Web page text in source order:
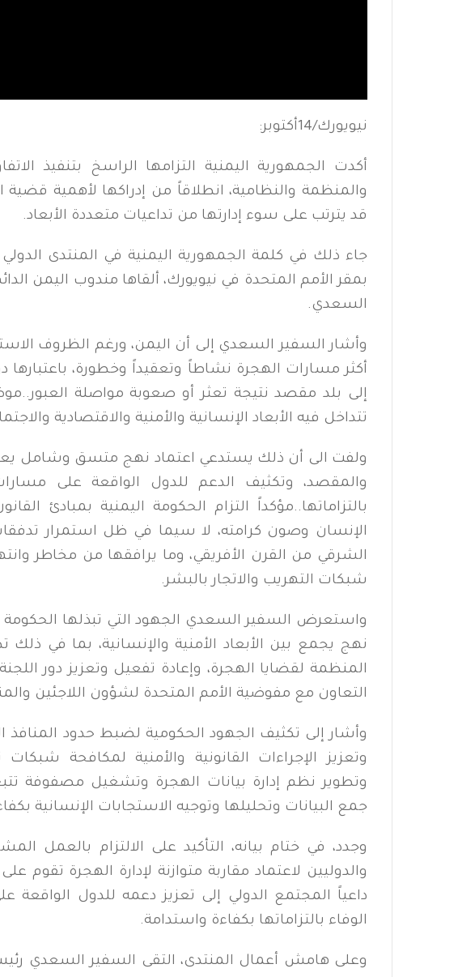
نيويورك/14أكتوبر:
أكدت الجمهورية اليمنية التزامها الراسخ بتنفيذ
والمنظمة والنظامية، انطلاقاً من إدراكها لأهمية قضية
قد يترتب على سوء إدارتها من تداعيات متعددة الأبعاد.
جاء ذلك في كلمة الجمهورية اليمنية في المنتدى
بمقر الأمم المتحدة في نيويورك، ألقاها مندوب اليمن
السعدي.
وأشار السفير السعدي إلى أن اليمن، ورغم الظروف
أكثر مسارات الهجرة نشاطاً وتعقيداً وخطورة، باعتبارها
إلى بلد مقصد نتيجة تعثر أو صعوبة مواصلة
تتداخل فيه الأبعاد الإنسانية والأمنية والاقتصادية
ولفت الى أن ذلك يستدعي اعتماد نهج متسق وشامل
والمقصد، وتكثيف الدعم للدول الواقعة على
بالتزاماتها..مؤكداً التزام الحكومة اليمنية بمبادئ
الإنسان وصون كرامته، لا سيما في ظل استمرار
الشرقي من القرن الأفريقي، وما يرافقها من مخاطر
شبكات التهريب والاتجار بالبشر.
واستعرض السفير السعدي الجهود التي تبذلها الحكومة
نهج يجمع بين الأبعاد الأمنية والإنسانية، بما في
المنظمة لقضايا الهجرة، وإعادة تفعيل وتعزيز دور
التعاون مع مفوضية الأمم المتحدة لشؤون اللاجئين
وأشار إلى تكثيف الجهود الحكومية لضبط حدود المنافذ
وتعزيز الإجراءات القانونية والأمنية لمكافحة شبكات
وتطوير نظم إدارة بيانات الهجرة وتشغيل مصفوفة
جمع البيانات وتحليلها وتوجيه الاستجابات الإنسانية
وجدد، في ختام بيانه، التأكيد على الالتزام بالعمل
والدوليين لاعتماد مقاربة متوازنة لإدارة الهجرة تقوم
داعياً المجتمع الدولي إلى تعزيز دعمه للدول
الوفاء بالتزاماتها بكفاءة واستدامة.
وعلى هامش أعمال المنتدى، التقى السفير السعدي